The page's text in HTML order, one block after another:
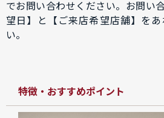
でお問い合わせください。お問い
望日】と【ご来店希望店舗】を
い。
特徴・おすすめポイント